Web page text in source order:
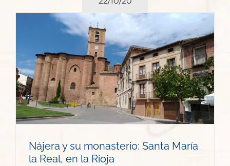
Nájera y su monasterio: Santa María
la Real, en la Rioja